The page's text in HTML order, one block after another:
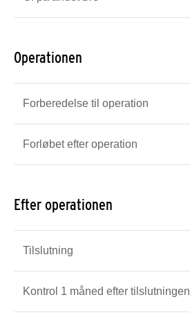
Operationen
Forberedelse til operation
Forløbet efter operation
Efter operationen
Tilslutning
Kontrol 1 måned efter tilslutningen